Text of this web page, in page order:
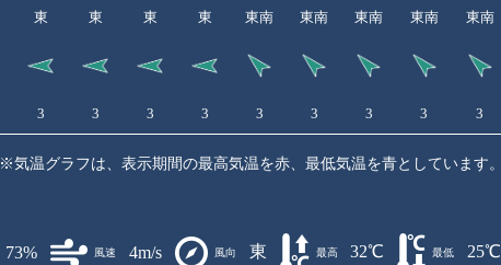
東 東 東 東 東南 東南 東南 東南 東南
3 3 3 3 3 3 3 3 3
※気温グラフは、表示期間の最高気温を赤、最低気温を青としています。
73% 風速 4m/s 風向 東 最高 32℃ 最低 25℃